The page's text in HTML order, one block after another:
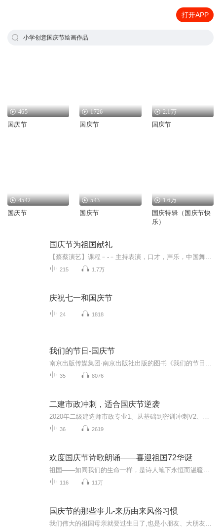
打开APP
小学创意国庆节绘画作品
465
国庆节
1726
国庆节
2.1万
国庆节
4542
国庆节
543
国庆节
1.6万
国庆特辑（国庆节快
乐）
国庆节为祖国献礼
215 1.7万
庆祝七一和国庆节
24 1818
我们的节日-国庆节
35 8076
二建市政冲刺，适合国庆节逆袭
36 2619
欢度国庆节诗歌朗诵——喜迎祖国72华诞
116 11万
国庆节的那些事儿-来历由来风俗习惯